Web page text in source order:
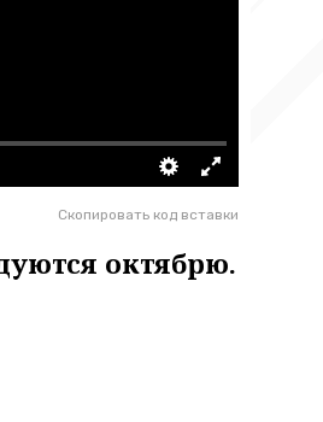
Скопировать код вставки
октябрю.